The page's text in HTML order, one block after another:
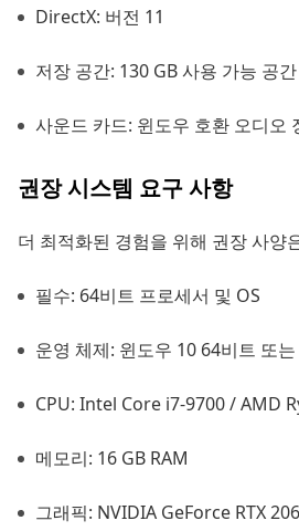
DirectX: 버전 11
저장 공간: 130 GB 사용 가능 공간
사운드 카드: 윈도우 호환 오디오
권장 시스템 요구 사항
더 최적화된 경험을 위해 권장 사양
필수: 64비트 프로세서 및 OS
운영 체제: 윈도우 10 64비트 또
CPU: Intel Core i7-9700 / AMD
메모리: 16 GB RAM
그래픽: NVIDIA GeForce RTX